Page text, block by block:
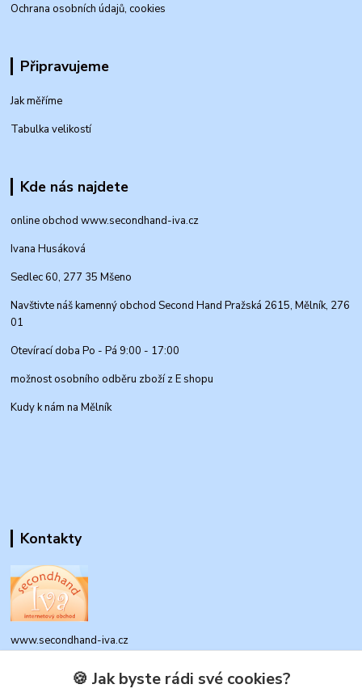
Ochrana osobních údajů, cookies
Připravujeme
Jak měříme
Tabulka velikostí
Kde nás najdete
online obchod www.secondhand-iva.cz
Ivana Husáková
Sedlec 60, 277 35 Mšeno
Navštivte náš kamenný obchod Second Hand Pražská 2615, Mělník, 276
01
Otevírací doba Po - Pá 9:00 - 17:00
možnost osobního odběru zboží z E shopu
Kudy k nám na Mělník
Kontakty
www.secondhand-iva.cz
Ivana Husáková🍪 Jak byste rádi své cookies?